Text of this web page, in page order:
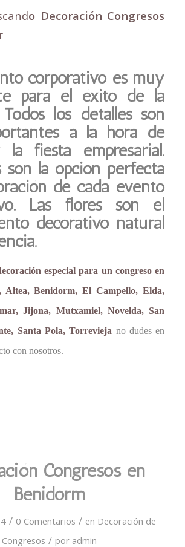
o Decoración Congresos
corporativo es muy
para el éxito de la
Todos los detalles son
a la hora de
la fiesta empresarial.
son la opción perfecta
de cada evento
Las flores son el
decorativo natural
especial para un congreso en
Altea, Benidorm, El Campello, Elda,
Jijona, Mutxamiel, Novelda, San
Santa Pola, Torrevieja no dudes en
con nosotros.
Congresos en
Benidorm
/ 0 Comentarios / en Decoración de
Congresos / por admin